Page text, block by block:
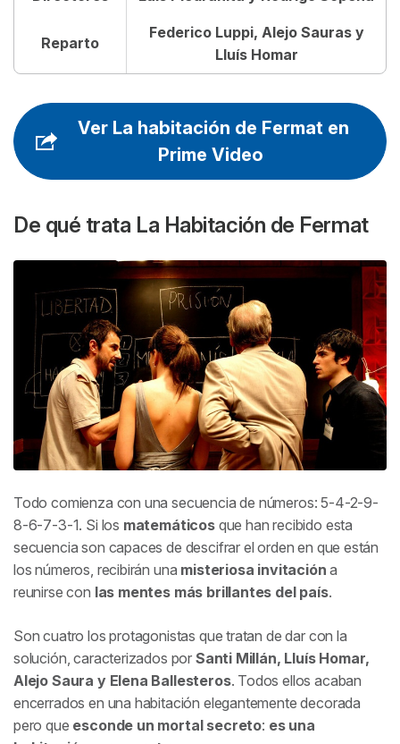
Reparto
Federico Luppi, Alejo Sauras y
Lluís Homar
Ver La habitación de Fermat en
Prime Video
De qué trata La Habitación de Fermat
Todo comienza con una secuencia de números: 5-4-2-9-
8-6-7-3-1. Si los matemáticosque han recibido esta
secuencia son capaces de descifrar el orden en que están
los números, recibirán una misteriosa invitación a
reunirse con las mentes más brillantes del país.
Son cuatro los protagonistas que tratan de dar con la
solución, caracterizados por Santi Millán, Lluís Homar,
Alejo Saura y Elena Ballesteros. Todos ellos acaban
encerrados en una habitación elegantemente decorada
pero que esconde un mortal secreto: es una